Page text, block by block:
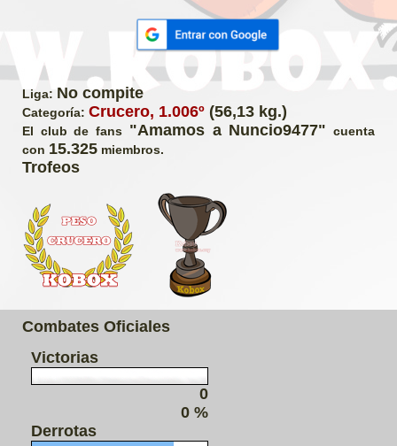
Liga: No compite
Categoría: Crucero, 1.006º (56,13 kg.)
El club de fans "Amamos a Nuncio9477" cuenta
con 15.325 miembros.
Trofeos
Combates Oficiales
Victorias
0
0 %
Derrotas